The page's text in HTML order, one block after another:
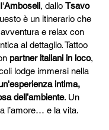
Amboseli, dallo Tsavo
è un itinerario che
e relax con
al dettaglio. Tattoo
partner italiani in loco,
lodge immersi nella
intima,
dell’ambiente. Un
l’amore… e la vita.